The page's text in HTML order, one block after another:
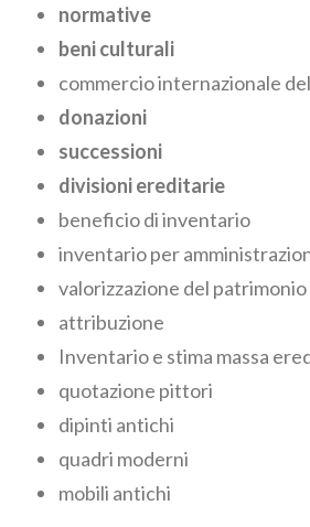
normative
beni culturali
commercio internazionale
donazioni
successioni
divisioni ereditarie
beneficio di inventario
inventario per
valorizzazione del patrimonio
attribuzione
Inventario e stima massa
quotazione pittori
dipinti antichi
quadri moderni
mobili antichi